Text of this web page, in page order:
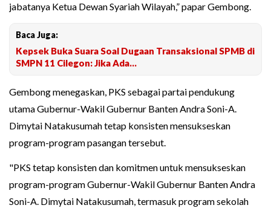
jabatanya Ketua Dewan Syariah Wilayah,” papar Gembong.
Baca Juga:
Kepsek Buka Suara Soal Dugaan Transaksional SPMB di
SMPN 11 Cilegon: Jika Ada...
Gembong menegaskan, PKS sebagai partai pendukung
utama Gubernur-Wakil Gubernur Banten Andra Soni-A.
Dimytai Natakusumah tetap konsisten mensukseskan
program-program pasangan tersebut.
"PKS tetap konsisten dan komitmen untuk mensukseskan
program-program Gubernur-Wakil Gubernur Banten Andra
Soni-A. Dimytai Natakusumah, termasuk program sekolah